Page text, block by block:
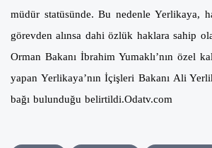
müdür statüsünde. Bu nedenle Yerlikaya,
görevden alınsa dahi özlük haklara sahip
Orman Bakanı İbrahim Yumaklı’nın özel
yapan Yerlikaya’nın İçişleri Bakanı Ali
bağı bulunduğu belirtildi.Odatv.com